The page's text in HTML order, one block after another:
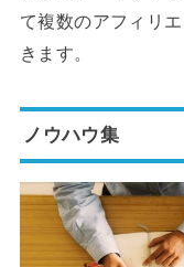
て複数のアフィリ
きます。
ノウハウ集